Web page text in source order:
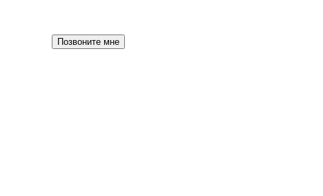
Позвоните мне